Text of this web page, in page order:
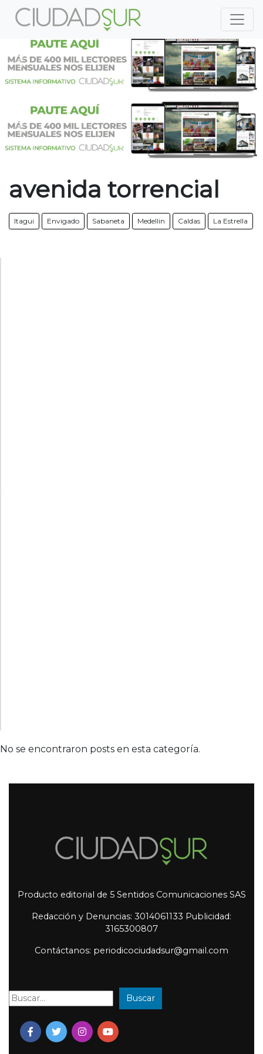
Previous
Previous
avenida torrencial
Itagui Envigado Sabaneta Medellin Caldas La Estrella
No se encontraron posts en esta categoría.
Producto editorial de 5 Sentidos Comunicaciones SAS
Redacción y Denuncias: 3014061133 Publicidad:
3165300807
Contáctanos: periodicociudadsur@gmail.com
Buscar: Buscar